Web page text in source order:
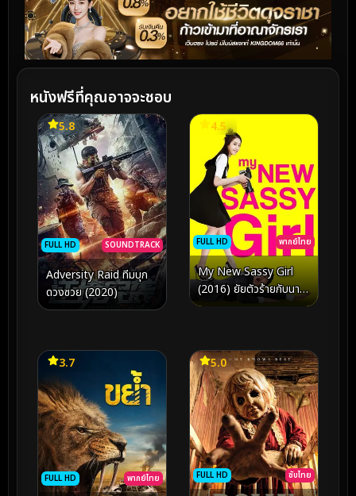
หนังฟรีที่คุณอาจจะชอบ
FULL HD SOUNDTRACK
5.8
Adversity Raid ทีมบุก
ดวงซวย (2020)
FULL HD พากย์ไทย
4.5
My New Sassy Girl
(2016) ยัยตัวร้ายกับนาย
เจี๋ยมเจี้ยม 2
FULL HD พากย์ไทย
3.7
FULL HD ซับไทย
5.0